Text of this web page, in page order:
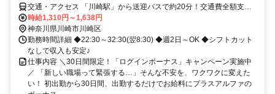
交通・アクセス 「川崎駅」から送迎バスで約20分！交通費全額支給
◎
時給1,310円～1,638円
神奈川県川崎市川崎区
勤務時間詳細 ◆22:30～32:30(翌8:30) ◆週2日～OK ◆シフトカット
なしで収入も安定♪
仕事内容 ＼30日間限定！「ログインボーナス」キャンペーン実施中
／ 「新しい職場って緊張する…」そんな不安を、ワクワクに変えた
い！ 初出勤から30日間、出勤するだけでお給料にプラスアルファの